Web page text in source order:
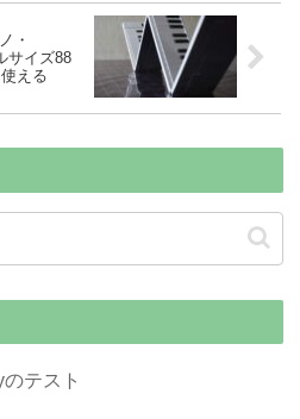
・
サイズ88
える
テスト